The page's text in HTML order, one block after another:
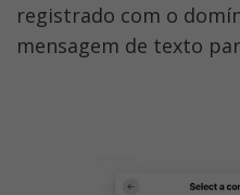
registrado com o
mensagem de texto